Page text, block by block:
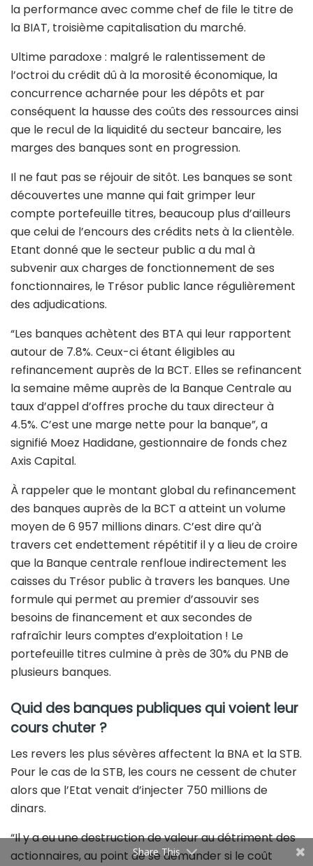
la performance avec comme chef de file le titre de
la BIAT, troisième capitalisation du marché.
Ultime paradoxe : malgré le ralentissement de
l’octroi du crédit dû à la morosité économique, la
concurrence acharnée pour les dépôts et par
conséquent la hausse des coûts des ressources ainsi
que le recul de la liquidité du secteur bancaire, les
marges des banques sont en progression.
Il ne faut pas se réjouir de sitôt. Les banques se sont
découvertes une manne qui fait grimper leur
compte portefeuille titres, beaucoup plus d’ailleurs
que celui de l’encours des crédits nets à la clientèle.
Etant donné que le secteur public a du mal à
subvenir aux charges de fonctionnement de ses
fonctionnaires, le Trésor public lance régulièrement
des adjudications.
“Les banques achètent des BTA qui leur rapportent
autour de 7.8%. Ceux-ci étant éligibles au
refinancement auprès de la BCT. Elles se refinancent
la semaine même auprès de la Banque Centrale au
taux d’appel d’offres proche du taux directeur à
4.5%. C’est une marge nette pour la banque”, a
signifié Moez Hadidane, gestionnaire de fonds chez
Axis Capital.
À rappeler que le montant global du refinancement
des banques auprès de la BCT a atteint un volume
moyen de 6 957 millions dinars. C’est dire qu’à
travers cet endettement répétitif il y a lieu de croire
que la Banque centrale renfloue indirectement les
caisses du Trésor public à travers les banques. Une
formule qui permet au premier d’assouvir ses
besoins de financement et aux secondes de
rafraîchir leurs comptes d’exploitation ! Le
portefeuille titres culmine à près de 30% du PNB de
plusieurs banques.
Quid des banques publiques qui voient leur
cours chuter ?
Les revers les plus sévères affectent la BNA et la STB.
Pour le cas de la STB, les cours ne cessent de chuter
alors que l’Etat venait d’injecter 750 millions de
dinars.
“Il y a eu une destruction de valeur au détriment des
actionnaires, au point de se demander si le coût
Share This